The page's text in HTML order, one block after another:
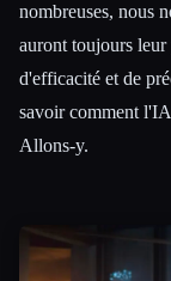
nombreuses, nous
auront toujours leur
d'efficacité et de
savoir comment
Allons-y.